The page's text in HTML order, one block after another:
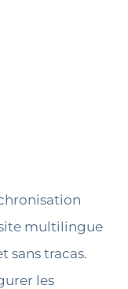
multilingue
sans tracas.
les